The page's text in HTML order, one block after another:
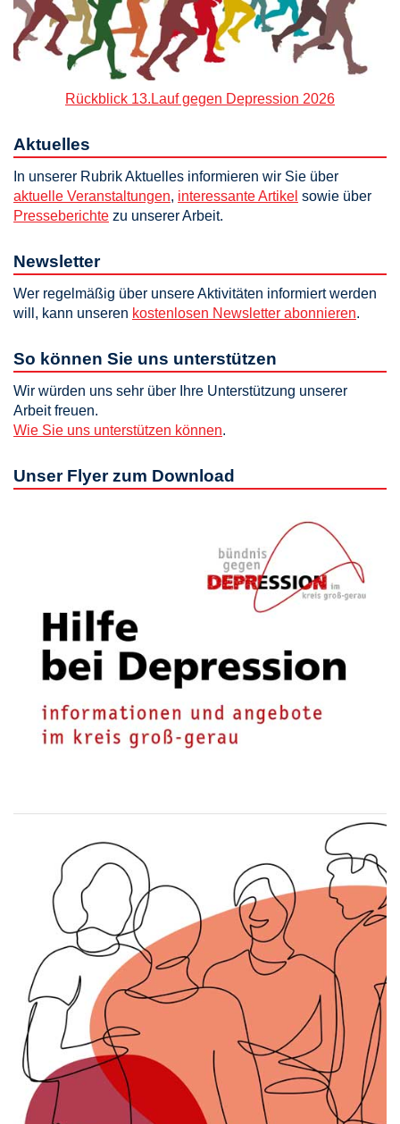
Rückblick 13.Lauf gegen Depression 2026
Aktuelles
In unserer Rubrik Aktuelles informieren wir Sie über
aktuelle Veranstaltungen, interessante Artikel sowie über
Presseberichte zu unserer Arbeit.
Newsletter
Wer regelmäßig über unsere Aktivitäten informiert werden
will, kann unseren kostenlosen Newsletter abonnieren.
So können Sie uns unterstützen
Wir würden uns sehr über Ihre Unterstützung unserer
Arbeit freuen.
Wie Sie uns unterstützen können.
Unser Flyer zum Download